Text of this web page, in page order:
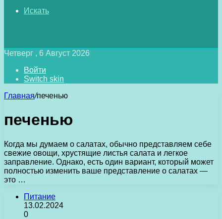
Искать
Четверг , 6 Август 2026
Войти
Switch skin
Главная/печенью
печенью
Когда мы думаем о салатах, обычно представляем себе
свежие овощи, хрустящие листья салата и легкое
заправление. Однако, есть один вариант, который может
полностью изменить ваше представление о салатах —
это …
Питание
13.02.2024
0